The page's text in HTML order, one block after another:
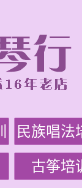
民族唱法
古筝培